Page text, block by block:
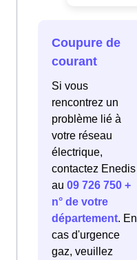
Coupure de
courant
Si vous
rencontrez un
problème lié à
votre réseau
électrique,
contactez Enedis
au 09 726 750 +
n° de votre
département. En
cas d'urgence
gaz, veuillez